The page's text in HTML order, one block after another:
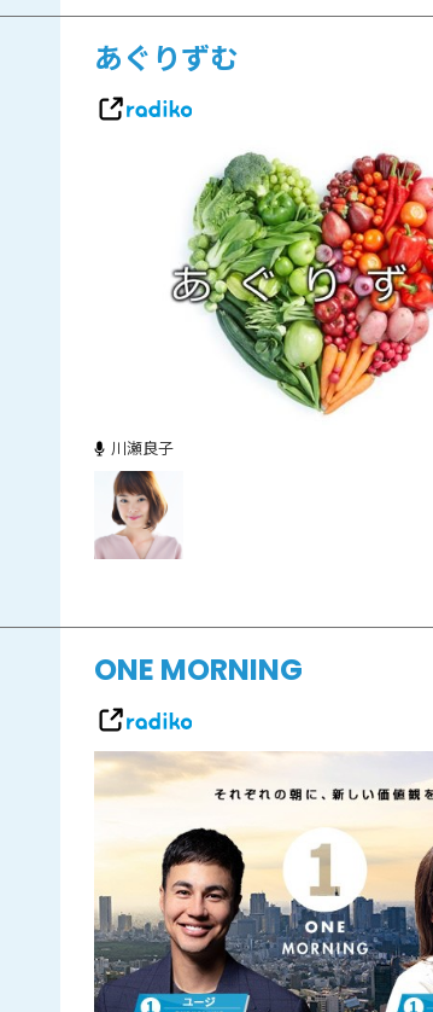
HOT NEWS
MHz
82.2MHz
82.0MHz
77.8MHz
87.1MHz
76.7MHz
88.0MHz
79.4MHz
あぐりずむ
川瀬良子
ONE MORNING